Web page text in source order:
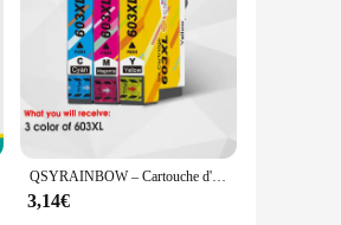
quality prints with vibrant
and professional use.
making installation a
hassle.
QSYRAINBOW – Cartouche d'encre pour Epson, compatible avec T603XL XP-2100 XP-2105 XP-3100 XP-3105 XP-4100 XP-4105 WF-2810 WF-2830
3,14€